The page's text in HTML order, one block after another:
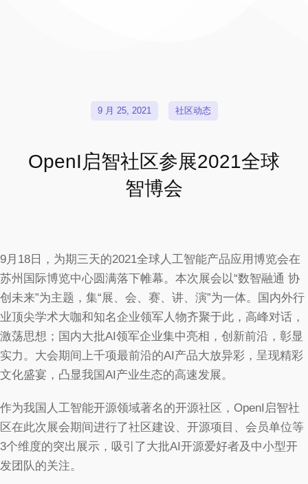
9 月 25, 2021 社区动态
OpenI启智社区参展2021全球
智博会
9月18日，为期三天的2021全球人工智能产品应用博览会在
苏州国际博览中心圆满落下帷幕。本次展会以“数智融通 协
创未来”为主题，集“展、会、赛、讲、演”为一体。国内外行
业顶尖学术大咖和知名企业领军人物齐聚于此，高峰对话，
激荡思想；国内大批AI领军企业集中亮相，创新前沿，彰显
实力。大会期间上千项最前沿的AI产品大放异彩，呈现精彩
文化盛宴，凸显我国AI产业生态的高速发展。
作为我国人工智能开源领域著名的开源社区，OpenI启智社
区在此次展会期间进行了社区建设、开源项目、会员单位等
3个维度的突出展示，吸引了大批AI开源爱好者及中小型开
发团队的关注。